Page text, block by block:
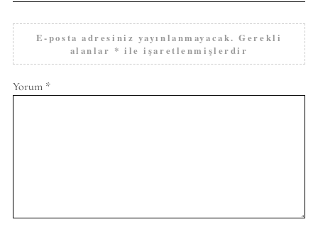
E-posta adresiniz yayınlanmayacak. Gerekli
alanlar * ile işaretlenmişlerdir
Yorum *